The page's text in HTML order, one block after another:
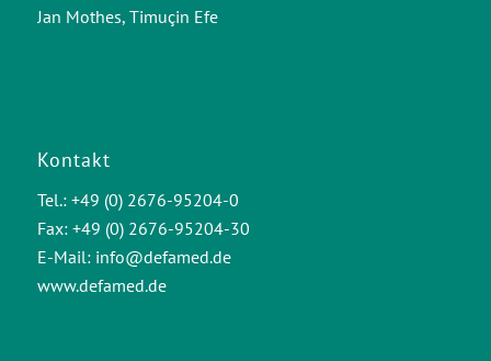
Jan Mothes, Timuçin Efe
Kontakt
Tel.: +49 (0) 2676-95204-0
Fax: +49 (0) 2676-95204-30
E-Mail: info@defamed.de
www.defamed.de